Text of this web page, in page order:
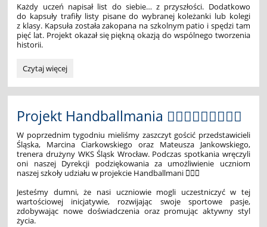
Każdy uczeń napisał list do siebie… z przyszłości. Dodatkowo
do kapsuły trafiły listy pisane do wybranej koleżanki lub kolegi
z klasy. Kapsuła została zakopana na szkolnym patio i spędzi tam
pięć lat. Projekt okazał się piękną okazją do wspólnego tworzenia
historii.
Klasowa
Czasu,
niesamowity
lot
w
przyszłość
🚀
🚀
🚀:
Czytaj więcej
Projekt Handballmania 🤾🏻‍♀️🤾🏻‍♀️🤾🏻‍♀️
W poprzednim tygodniu mieliśmy zaszczyt gościć przedstawicieli
Śląska, Marcina Ciarkowskiego oraz Mateusza Jankowskiego,
trenera drużyny WKS Śląsk Wrocław. Podczas spotkania wręczyli
oni naszej Dyrekcji podziękowania za umożliwienie uczniom
naszej szkoły udziału w projekcie Handballmani 🤾🏻‍♀️
Jesteśmy dumni, że nasi uczniowie mogli uczestniczyć w tej
wartościowej inicjatywie, rozwijając swoje sportowe pasje,
zdobywając nowe doświadczenia oraz promując aktywny styl
życia.